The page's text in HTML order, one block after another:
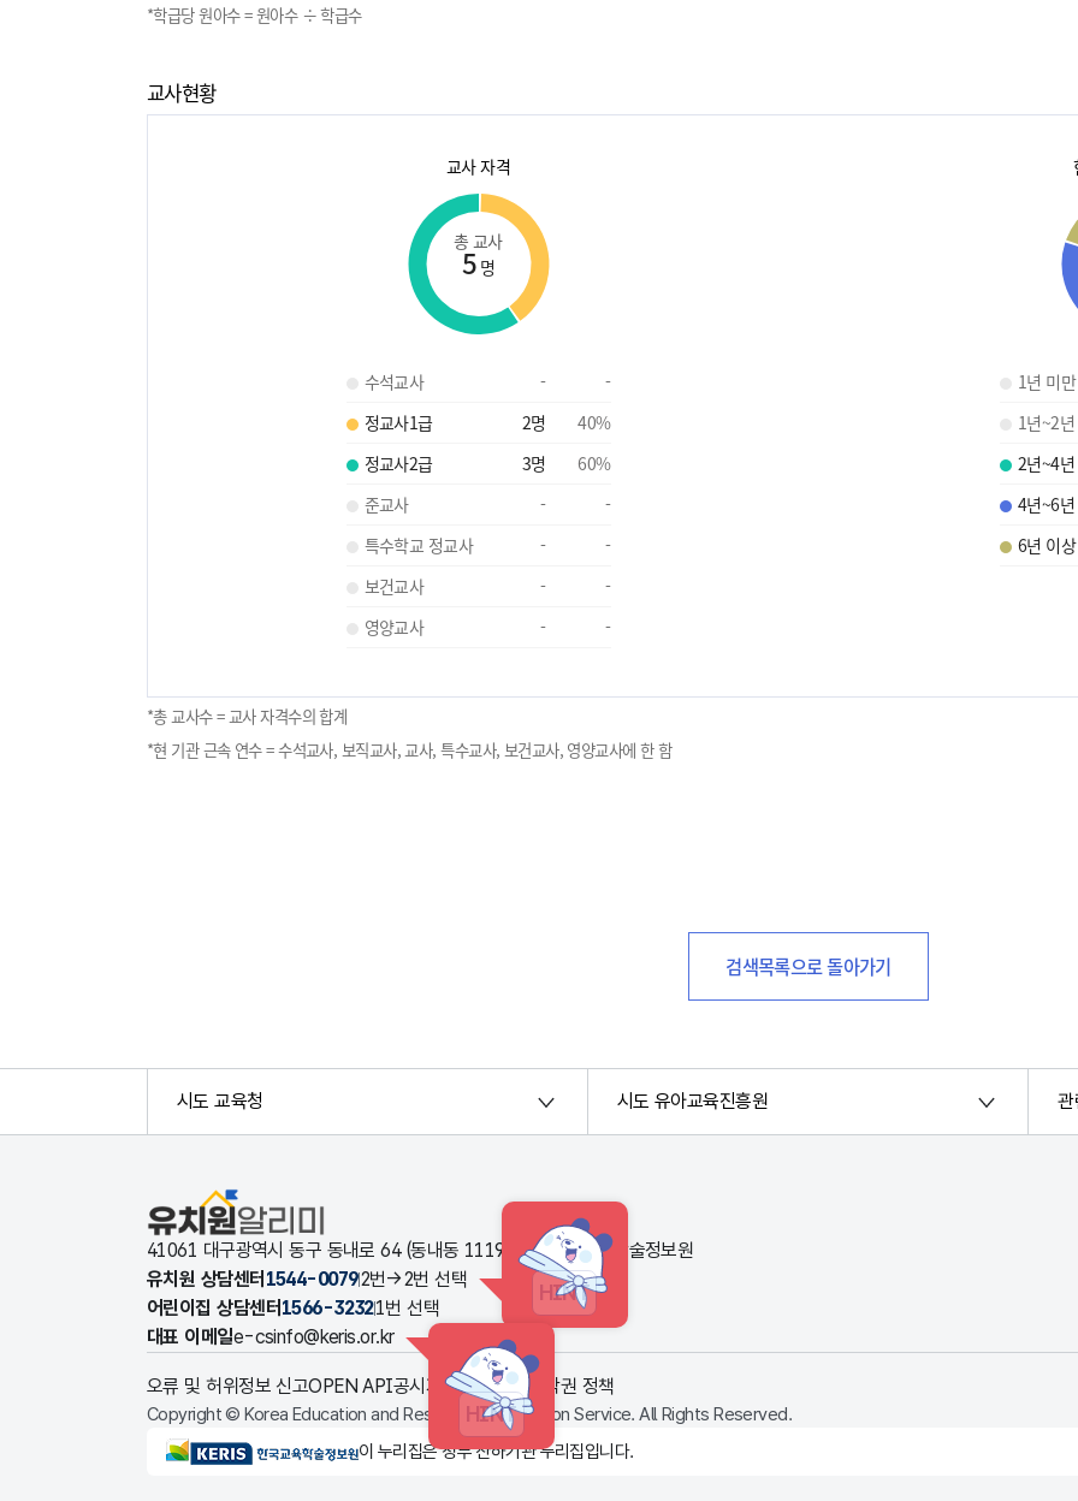
*학급당 원아수 = 원아수 ÷ 학급수
교사현황
교사 자격
총 교사
5 명
수석교사 -
-
정교사1급
2명 40%
정교사2급
3명 60%
준교사
-
-
특수학교 정교사
-
-
보건교사
-
-
영양교사
- -
1년 미만
1년~2
2년~4
4년~6
6년 이상
*총 교사수 = 교사 자격수의 합계
*현 기관 근속 연수 = 수석교사, 보직교사, 교사, 특수교사, 보건교사, 영양교사에 한 함
검색목록으로 돌아가기
시도 교육청 시도 유아교육진흥원
유치원알리미
41061 대구광역시 동구 동내로 64 (동내동 1119번지) 한국교육학술정보원
유치원 상담센터 1544-00792번→2번 선택
HINT
어린이집 상담센터 1566-32321번 선택
대표 이메일e-csinfo@keris.or.kr
HINT
오류 및 허위정보 신고OPEN API공시자료 다운로드저작권 정책
Copyright © Korea Education and Research Information Service. All Rights Reserved.
KERIS한국교육학술정보원이 누리집은 정부 산하기관 누리집입니다.